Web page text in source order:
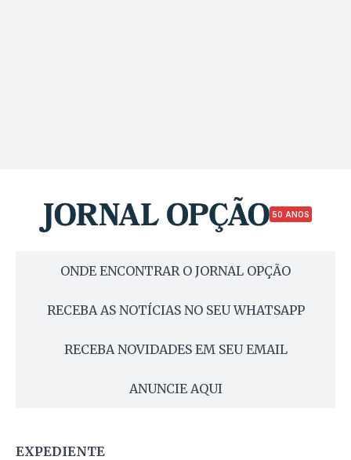
50 ANOS
ONDE ENCONTRAR O JORNAL OPÇÃO
RECEBA AS NOTÍCIAS NO SEU WHATSAPP
RECEBA NOVIDADES EM SEU EMAIL
ANUNCIE AQUI
EXPEDIENTE